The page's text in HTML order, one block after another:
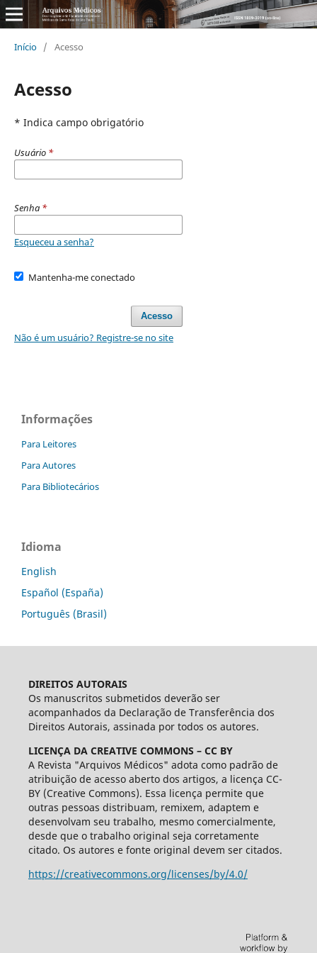
Início / Acesso
Acesso
* Indica campo obrigatório
Usuário *
Senha *
Esqueceu a senha?
Mantenha-me conectado
Acesso
Não é um usuário? Registre-se no site
Informações
Para Leitores
Para Autores
Para Bibliotecários
Idioma
English
Español (España)
Português (Brasil)
DIREITOS AUTORAIS
Os manuscritos submetidos deverão ser
acompanhados da Declaração de Transferência dos
Direitos Autorais, assinada por todos os autores.
LICENÇA DA CREATIVE COMMONS – CC BY
A Revista "Arquivos Médicos" adota como padrão de
atribuição de acesso aberto dos artigos, a licença CC-
BY (Creative Commons). Essa licença permite que
outras pessoas distribuam, remixem, adaptem e
desenvolvam seu trabalho, mesmo comercialmente,
desde que o trabalho original seja corretamente
citado. Os autores e fonte original devem ser citados.
https://creativecommons.org/licenses/by/4.0/